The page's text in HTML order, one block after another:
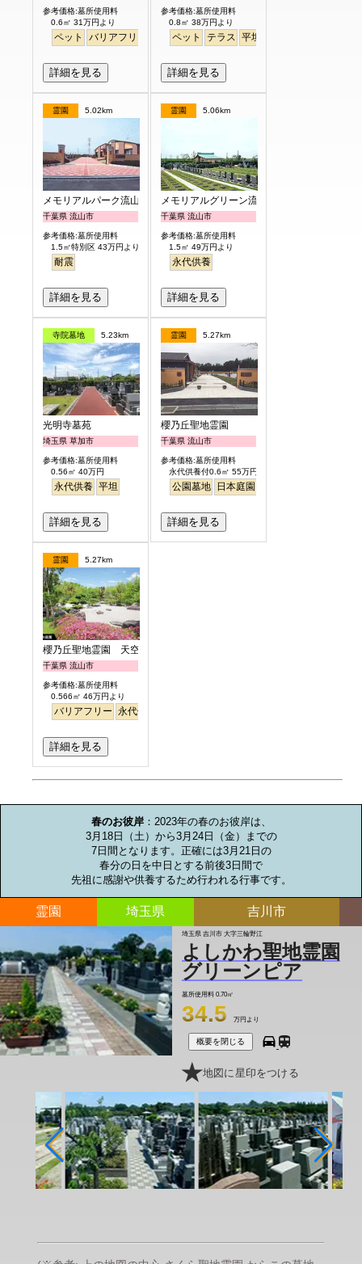
参考価格:墓所使用料
0.6㎡ 31万円より
ペット バリアフリー 駅から徒歩
詳細を見る
参考価格:墓所使用料
0.8㎡ 38万円より
ペット テラス 平坦
詳細を見る
霊園 5.02km
メモリアルパーク流山聖地
千葉県 流山市
参考価格:墓所使用料
1.5㎡特別区 43万円より
耐震
詳細を見る
霊園 5.06km
メモリアルグリーン流山聖地
千葉県 流山市
参考価格:墓所使用料
1.5㎡ 49万円より
永代供養
詳細を見る
寺院墓地 5.23km
光明寺墓苑
埼玉県 草加市
参考価格:墓所使用料
0.56㎡ 40万円
永代供養 平坦
詳細を見る
霊園 5.27km
櫻乃丘聖地霊園
千葉県 流山市
参考価格:墓所使用料
永代供養付0.6㎡ 55万円より
公園墓地 日本庭園
詳細を見る
霊園 5.27km
櫻乃丘聖地霊園 天空の郷
千葉県 流山市
参考価格:墓所使用料
0.566㎡ 46万円より
バリアフリー 永代供養
詳細を見る
春のお彼岸：2023年の春のお彼岸は、
3月18日（土）から3月24日（金）までの
7日間となります。正確には3月21日の
春分の日を中日とする前後3日間で
先祖に感謝や供養するため行われる行事です。
霊園 埼玉県 吉川市
埼玉県 吉川市 大字三輪野江
よしかわ聖地霊園
グリーンピア
墓所使用料 0.70㎡
34.5 万円より
概要を閉じる
地図に星印をつける